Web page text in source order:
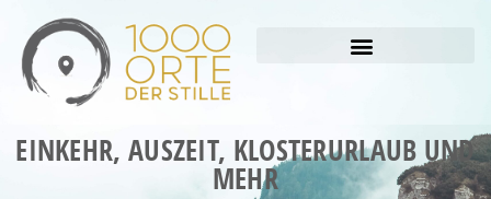
EINKEHR, AUSZEIT, KLOSTERURLAUB UND
MEHR